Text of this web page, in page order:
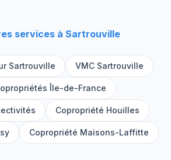
services à Sartrouville
Sartrouville VMC Sartrouville
Île-de-France
Copropriété Houilles
Copropriété Maisons-Laffitte